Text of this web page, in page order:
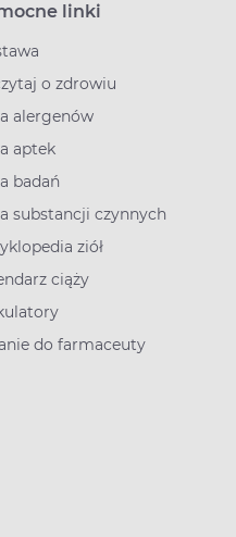
linki
o zdrowiu
alergenów
aptek
badań
substancji czynnych
ziół
ciąży
do farmaceuty